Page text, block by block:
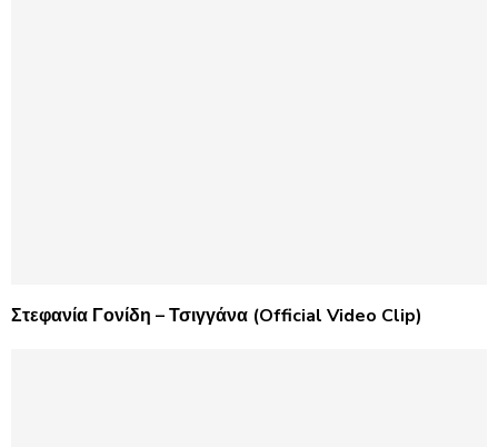
Στεφανία Γονίδη – Τσιγγάνα (Official Video Clip)